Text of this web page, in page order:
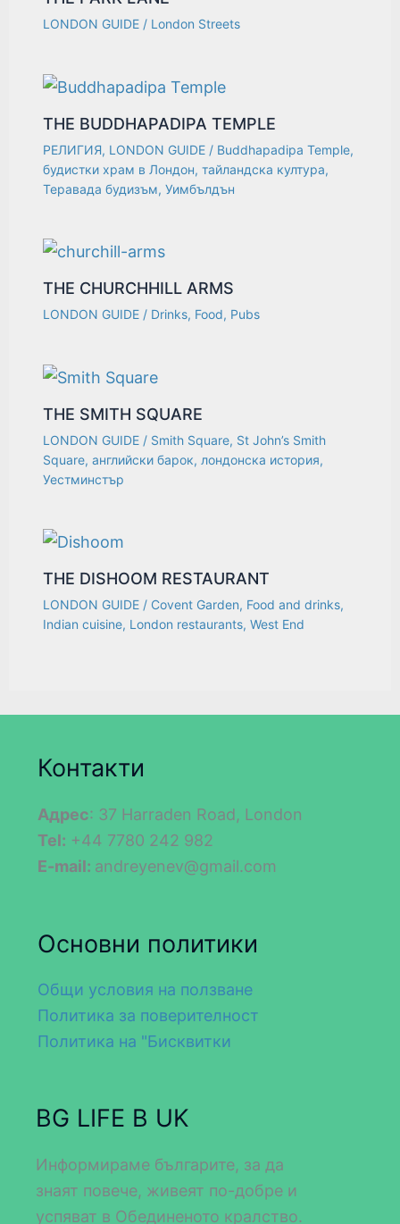
LONDON GUIDE / London Streets
THE BUDDHAPADIPA TEMPLE
РЕЛИГИЯ, LONDON GUIDE / Buddhapadipa Temple,
будистки храм в Лондон,тайландска култура,
Теравада будизъм,Уимбълдън
THE CHURCHHILL ARMS
LONDON GUIDE / Drinks, Food, Pubs
THE SMITH SQUARE
LONDON GUIDE / Smith Square, St John’s Smith
Square,английски барок, лондонска история,
Уестминстър
THE DISHOOM RESTAURANT
LONDON GUIDE / Covent Garden, Food and drinks,
Indian cuisine, London restaurants,West End
Контакти
Адрес: 37 Harraden Road, London
Tel: +44 7780 242 982
E-mail: andreyenev@gmail.com
Основни политики
Общи условия на ползване
Политика за поверителност
Политика на "Бисквитки
BG LIFE В UK
Информираме българите, за да
знаят повече, живеят по-добре и
успяват в Обединеното кралство.